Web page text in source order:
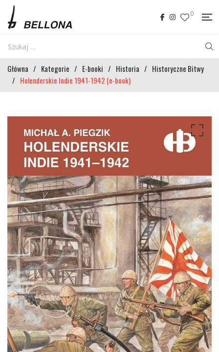
0
Główna / Kategorie / E-booki / Historia / Historyczne Bitwy
/ Holenderskie Indie 1941-1942 (e-book)